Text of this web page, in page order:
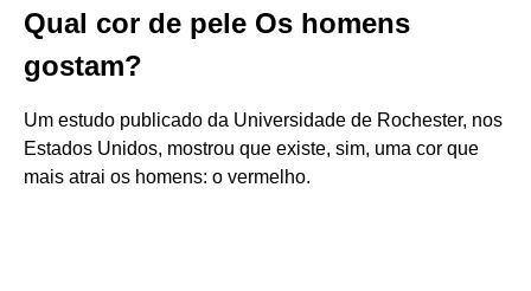
Qual cor de pele Os homens
gostam?
Um estudo publicado da Universidade de Rochester, nos
Estados Unidos, mostrou que existe, sim, uma cor que
mais atrai os homens: o vermelho.